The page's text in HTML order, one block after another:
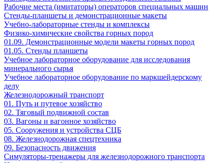
Рабочие места (имитаторы) операторов специальных машин
Стенды-планшеты и демонстрационные макеты
Учебно-лабораторные стенды и комплексы
Физико-химические свойства горных пород
01.09. Демонстрационные модели макеты горных пород
01.05. Стенды планшеты
Учебное лабораторное оборудование для исследования
минерального сырья
Учебное лабораторное оборудование по маркшейдерскому
делу
Железнодорожный транспорт
01. Путь и путевое хозяйство
02. Тяговый подвижной состав
03. Вагоны и вагонное хозяйство
05. Сооружения и устройства СЦБ
08. Железнодорожная спецтехника
09. Безопасность движения
Симуляторы-тренажеры для железнодорожного транспорта